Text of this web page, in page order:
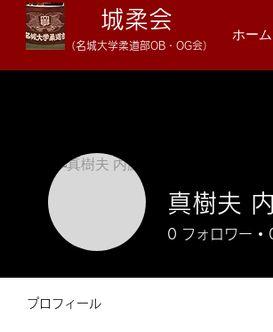
城柔会
（名城大学柔道部OB・OG会）
ホーム
真樹夫
0 フォロワー
プロフィール